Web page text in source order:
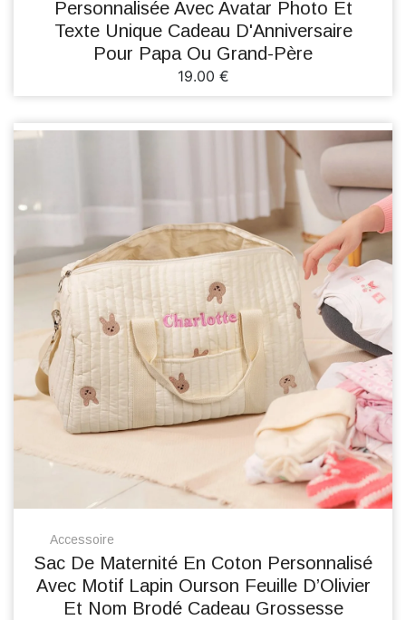
Personnalisée Avec Avatar Photo Et
Texte Unique Cadeau D'Anniversaire
Pour Papa Ou Grand-Père
19.00 €
Accessoire
Sac De Maternité En Coton Personnalisé
Avec Motif Lapin Ourson Feuille D’Olivier
Et Nom Brodé Cadeau Grossesse